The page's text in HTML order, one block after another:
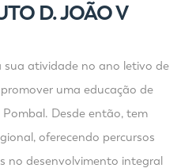
D. JOÃO V
atividade no ano letivo de
uma educação de
Desde então, tem
oferecendo percursos
no desenvolvimento integral